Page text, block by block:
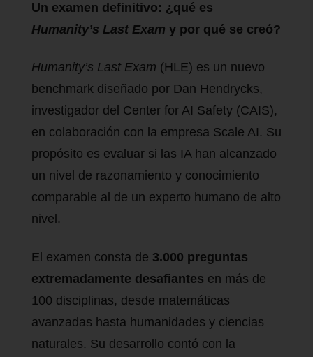
Un examen definitivo: ¿qué es
Humanity’s Last Exam y por qué se creó?
Humanity’s Last Exam (HLE) es un nuevo
benchmark diseñado por Dan Hendrycks,
investigador del Center for AI Safety (CAIS),
en colaboración con la empresa Scale AI. Su
propósito es evaluar si las IA han alcanzado
un nivel de razonamiento y conocimiento
comparable al de un experto humano de alto
nivel.
El examen consta de 3.000 preguntas
extremadamente desafiantes en más de
100 disciplinas, desde matemáticas
avanzadas hasta humanidades y ciencias
naturales. Su desarrollo contó con la